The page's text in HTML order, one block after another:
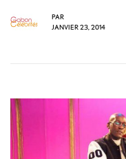
PAR
JANVIER 23, 2014